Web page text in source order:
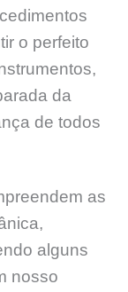
o perfeito
da
de todos
as
alguns
nosso